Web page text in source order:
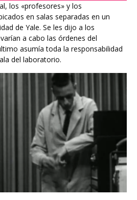
los «profesores» y los
en salas separadas en un
de Yale. Se les dijo a los
a cabo las órdenes del
asumía toda la responsabilidad
del laboratorio.